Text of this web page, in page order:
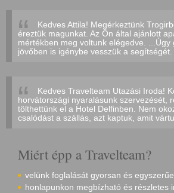
Kedves Attila! Megérkeztünk
éreztük magunkat. Az Ön által ajánlott
mértékben meg voltunk elégedve. ...Úgy
jövőben is igénybe vesszük a
Kedves Travelteam Utazási Iroda!
horvátországi nyaralásunk szervezését,
tölthettünk el a Hotel Delfinben. Nem
csalódást a szállás, azt kaptuk, amit
Miért épp a Travelteam?
velünk foglalását gyorsan és
honlapunkon megbízható és részletes